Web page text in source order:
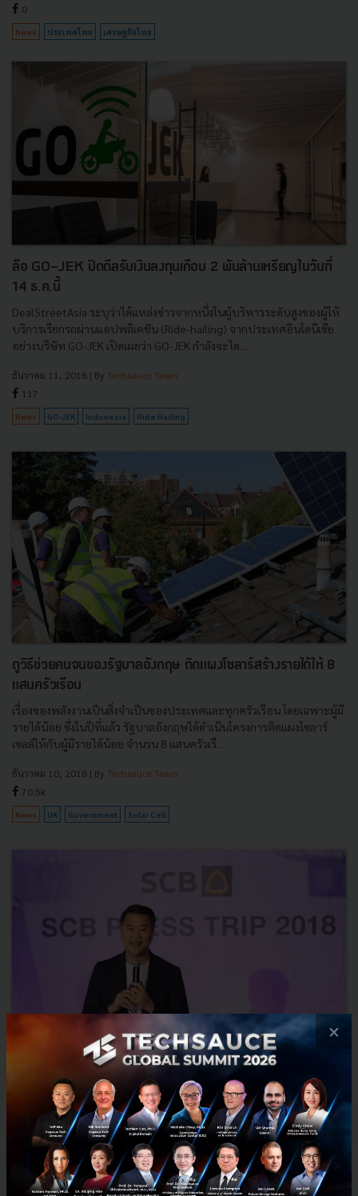
0
News ประเทศไทย เศรษฐกิจไทย
ลือ GO-JEK ปิดดีลรับเงินลงทุนเกือบ 2 พันล้านเหรียญในวันที่
14 ธ.ค.นี้
DealStreetAsia ระบุว่าได้แหล่งข่าวจากหนึ่งในผู้บริหารระดับสูงของผู้ให้
บริการเรียกรถผ่านแอปพลิเคชัน (Ride-hailing) จากประเทศอินโดนีเซีย
อย่างบริษัท GO-JEK เปิดเผยว่า GO-JEK กำลังจะได...
ธันวาคม 11, 2018 | By Techsauce Team
117
News GO-JEK Indonesia Ride Hailing
ดูวิธีช่วยคนจนของรัฐบาลอังกฤษ ติดแผงโซลาร์สร้างรายได้ให้ 8
แสนครัวเรือน
เรื่องของพลังงานเป็นสิ่งจำเป็นของประเทศและทุกครัวเรือน โดยเฉพาะผู้มี
รายได้น้อย ซึ่งในปีที่แล้ว รัฐบาลอังกฤษได้ดำเนินโครงการติดแผงโซลาร์
เซลล์ให้กับผู้มีรายได้น้อย จำนวน 8 แสนครัวเรื...
ธันวาคม 10, 2018 | By Techsauce Team
70.5k
News UK Government Solar Cell
‘กระเสือกกระสน’ คำที่ ‘CEO ไทยพาณิชย์’ นิยามการฝ่าคลื่น
Disruption ผ่านงานแถลงวิสัยทัศน์ปี 2019
ในช่วงที่ผ่านมา เทคโนโลยีใหม่ได้เข้ามาเปลี่ยนแปลงวิถีของภาคการเงิน จน
ทำให้สถานะความเป็นเสาหลักของ “ธนาคาร” ต้องสั่นคลอน เป็นสาเหตุให้
ธนาคารไทยพาณิชย์ต้องเร่งเครื่องรับการเปลี่ยนแปล...
×